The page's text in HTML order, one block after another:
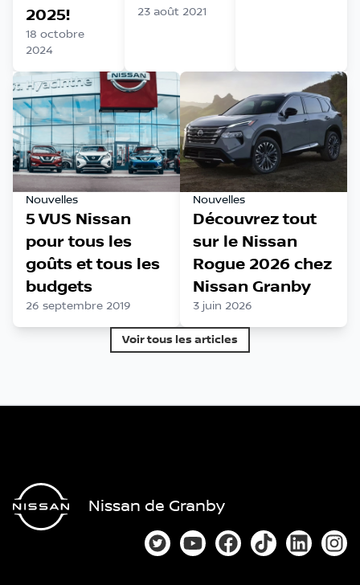
2025!
18 octobre
2024
23 août 2021
Nouvelles
5 VUS Nissan
pour tous les
goûts et tous les
budgets
26 septembre 2019
Nouvelles
Découvrez tout
sur le Nissan
Rogue 2026 chez
Nissan Granby
3 juin 2026
Voir tous les articles
Nissan de Granby
Lien vers notre compte Twitter
Lien vers notre chaîne
Lien vers notre page
Lien vers notre
Lien vers